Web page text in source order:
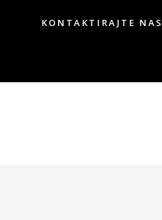
KONTAKTIRAJTE NAS